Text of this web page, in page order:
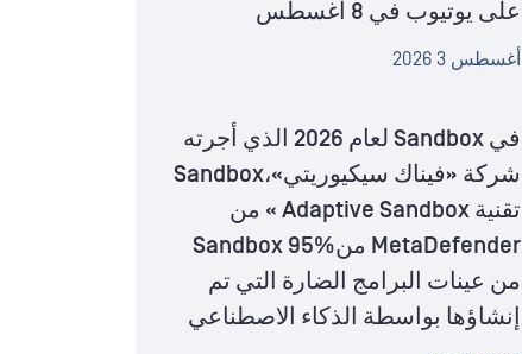
على يوتيوب في 8 أغسطس
أغسطس 3 2026
في Sandbox لعام 2026 الذي أجرته
شركة «فيناك سيكيوريتي»،Sandbox
تقنية Adaptive Sandbox » من
MetaDefender منSandbox 95%
من عينات البرامج الضارة التي تم
إنشاؤها بواسطة الذكاء الاصطناعي